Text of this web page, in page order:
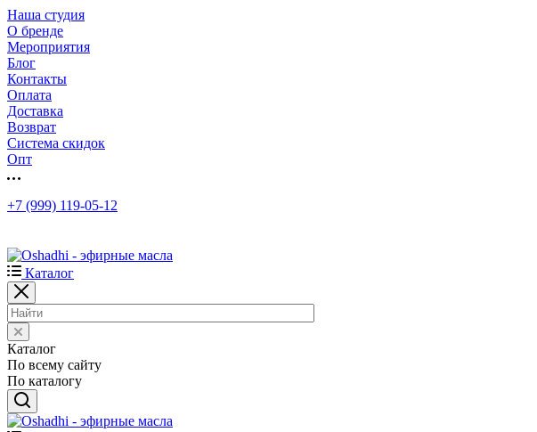
Наша студия
О бренде
Мероприятия
Блог
Контакты
Оплата
Доставка
Возврат
Система скидок
Опт
+7 (999) 119-05-12
Каталог
Каталог
По всему сайту
По каталогу